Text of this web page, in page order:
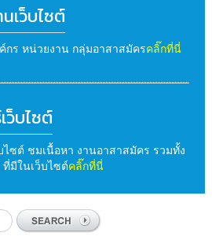
เว็บไซต์
กร หน่วยงาน กลุ่มอาสาสมัครคลิ๊กที่นี่
ว็บไซต์
ไซต์ ชมเนื้อหา งานอาสาสมัคร รวมทั้ง
มีในเว็บไซต์คลิ๊กที่นี่